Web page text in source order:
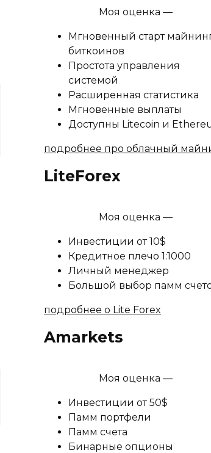
Моя оценка —
Мгновенный старт
биткоинов
Простота управления
системой
Расширенная статистика
Мгновенные выплаты
Доступны Litecoin и
подробнее про облачный
LiteForex
Моя оценка —
Инвестиции от 10$
Кредитное плечо 1:1000
Личный менеджер
Большой выбор памм
подробнее о Lite Forex
Amarkets
Моя оценка —
Инвестиции от 50$
Памм портфели
Памм счета
Бинарные опционы